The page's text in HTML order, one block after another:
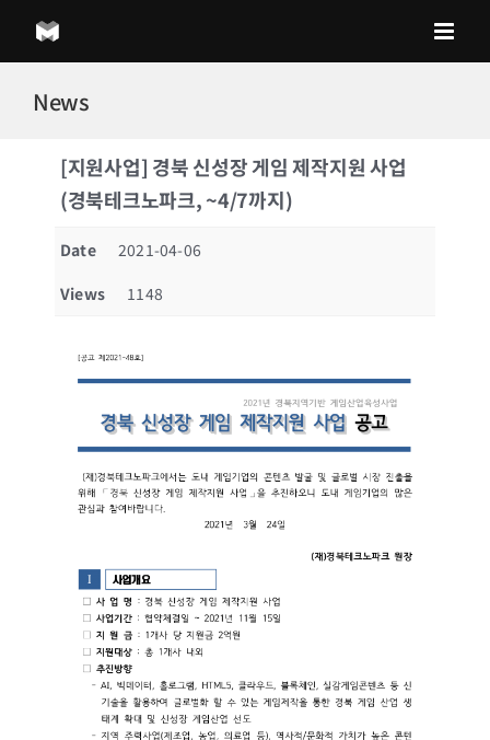
content
News
[지원사업] 경북 신성장 게임 제작지원 사업
(경북테크노파크, ~4/7까지)
Date
2021-04-06
Views
1148